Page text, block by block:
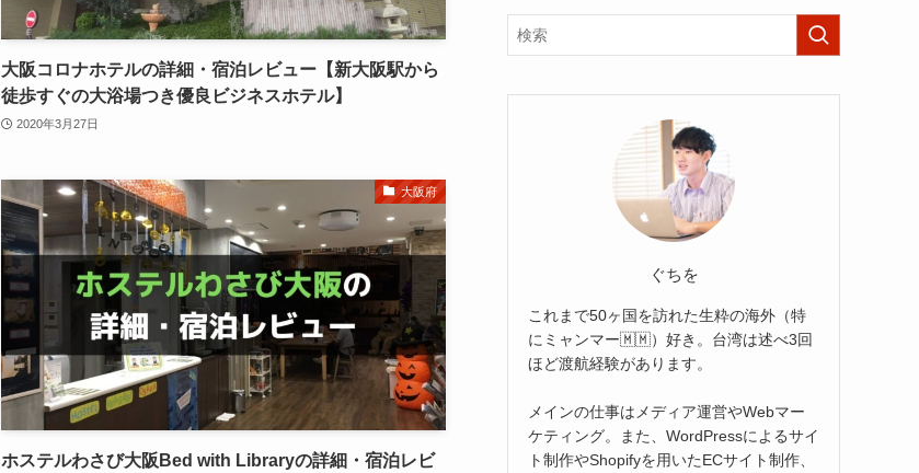
大阪コロナホテルの詳細・宿泊レビュー【新大阪駅から
徒歩すぐの大浴場つき優良ビジネスホテル】
2020年3月27日
大阪府
ホステルわさび大阪Bed with Libraryの詳細・宿泊レビ
ぐちを
これまで50ヶ国を訪れた生粋の海外（特
にミャンマー🇲🇲）好き。台湾は述べ3回
ほど渡航経験があります。
メインの仕事はメディア運営やWebマー
ケティング。また、WordPressによるサイ
ト制作やShopifyを用いたECサイト制作、